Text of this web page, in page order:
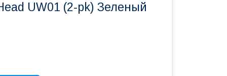
UW01 (2-pk) Зеленый